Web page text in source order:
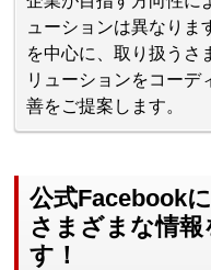
ューションは異なりま
を中心に、取り扱うさ
リューションをコーデ
善をご提案します。
公式Facebook
さまざまな情
す！